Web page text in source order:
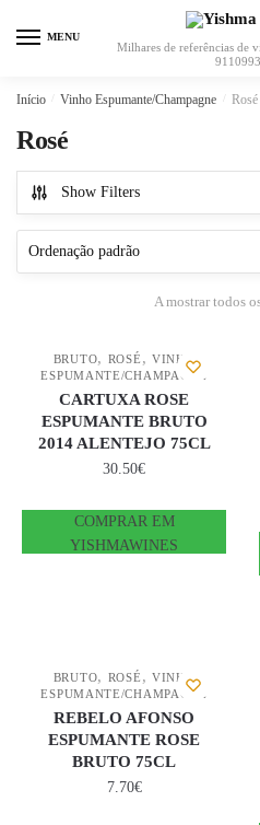
MENU
Milhares de referências de
Início Vinho Espumante/Champagne Rosé
Rosé
Show Filters
A mostrar todos
BRUTO, ROSÉ , VINHO
ESPUMANTE/CHAMPAGNE
CARTUXA ROSE
ESPUMANTE BRUTO
2014 ALENTEJO 75CL
30.50€
COMPRAR EM
YISHMAWINES
BRUTO, ROSÉ , VINHO
ESPUMANTE/CHAMPAGNE
REBELO AFONSO
ESPUMANTE ROSE
BRUTO 75CL
7.70€